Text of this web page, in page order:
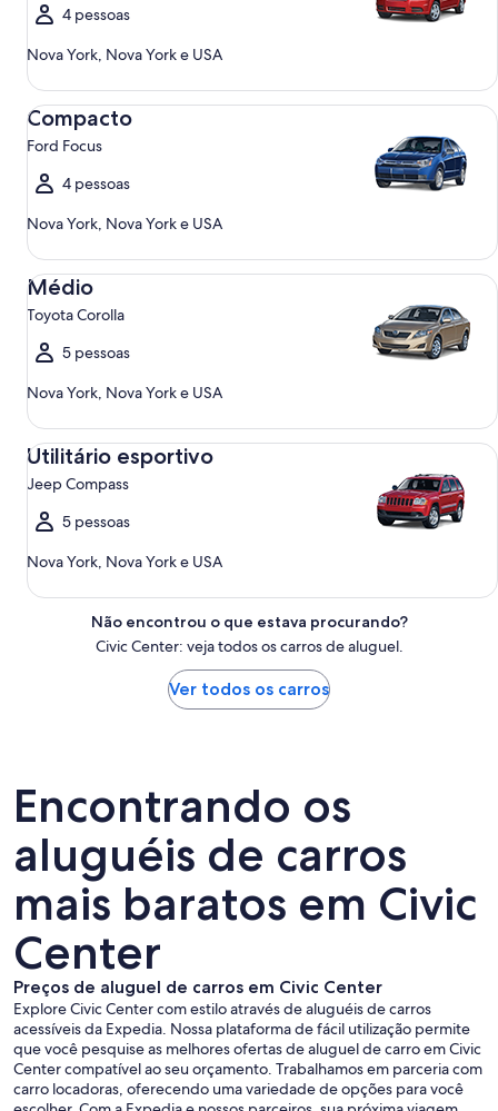
4 pessoas
Nova York, Nova York e USA
Compacto
Ford Focus
4 pessoas
Nova York, Nova York e USA
Compacto Ford Focus
Médio
Toyota Corolla
5 pessoas
Nova York, Nova York e USA
Médio Toyota Corolla
Utilitário esportivo
Jeep Compass
5 pessoas
Nova York, Nova York e USA
Utilitário esportivo Jeep Compass
Não encontrou o que estava procurando?
Civic Center: veja todos os carros de aluguel.
Ver todos os carros
Encontrando os
aluguéis de carros
mais baratos em Civic
Center
Preços de aluguel de carros em Civic Center
Explore Civic Center com estilo através de aluguéis de carros
acessíveis da Expedia. Nossa plataforma de fácil utilização permite
que você pesquise as melhores ofertas de aluguel de carro em Civic
Center compatível ao seu orçamento. Trabalhamos em parceria com
carro locadoras, oferecendo uma variedade de opções para você